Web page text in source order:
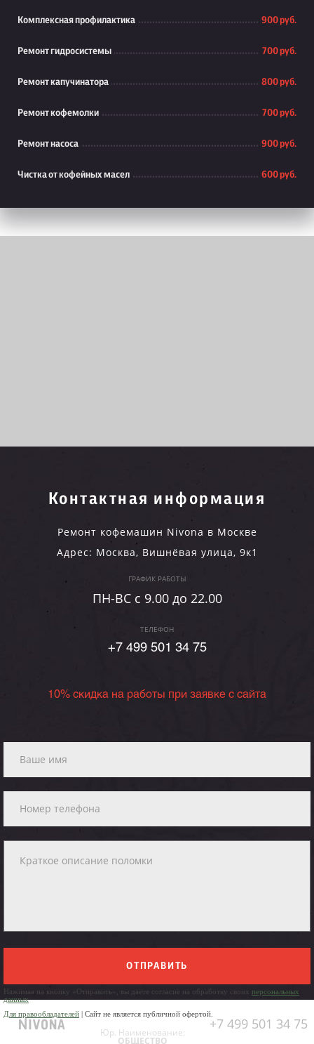
Комплексная профилактика 900 руб.
Ремонт гидросистемы 700 руб.
Ремонт капучинатора 800 руб.
Ремонт кофемолки 700 руб.
Ремонт насоса 900 руб.
Чистка от кофейных масел 600 руб.
Контактная информация
Ремонт кофемашин Nivona в Москве
Адрес: Москва, Вишнёвая улица, 9к1
ГРАФИК РАБОТЫ
ПН-ВC c 9.00 до 22.00
ТЕЛЕФОН
+7 499 501 34 75
10% скидка на работы при заявке с сайта
ОТПРАВИТЬ
Нажимая на кнопку «Отправить», вы даете согласие на обработку своих персональных
данных
Для правообладателей | Сайт не является публичной офертой.
+7 499 501 34 75
Юр. Наименование:
ОБЩЕСТВО